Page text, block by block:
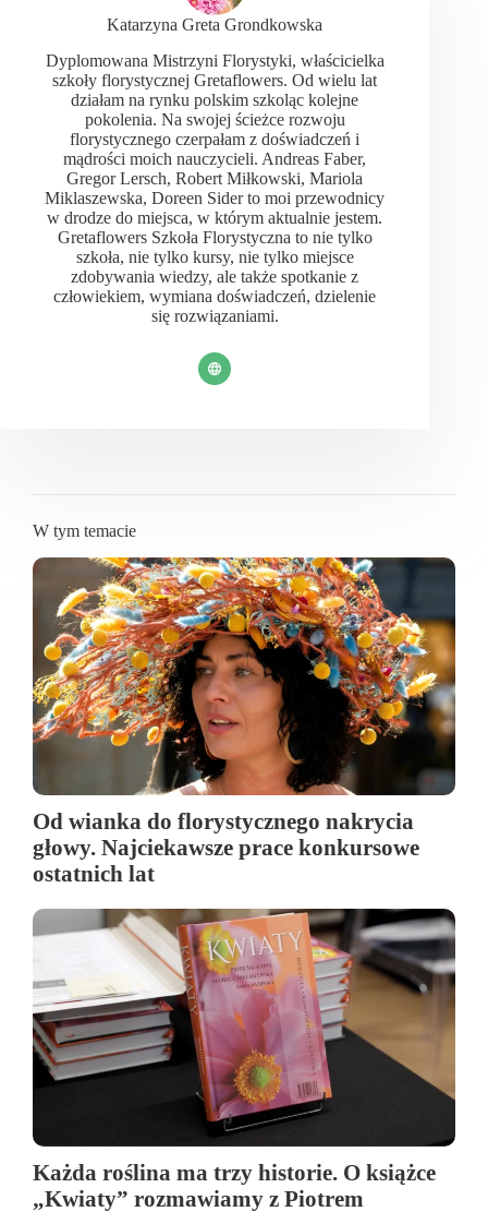
Katarzyna Greta Grondkowska
Dyplomowana Mistrzyni Florystyki, właścicielka
szkoły florystycznej Gretaflowers. Od wielu lat
działam na rynku polskim szkoląc kolejne
pokolenia. Na swojej ścieżce rozwoju
florystycznego czerpałam z doświadczeń i
mądrości moich nauczycieli. Andreas Faber,
Gregor Lersch, Robert Miłkowski, Mariola
Miklaszewska, Doreen Sider to moi przewodnicy
w drodze do miejsca, w którym aktualnie jestem.
Gretaflowers Szkoła Florystyczna to nie tylko
szkoła, nie tylko kursy, nie tylko miejsce
zdobywania wiedzy, ale także spotkanie z
człowiekiem, wymiana doświadczeń, dzielenie
się rozwiązaniami.
W tym temacie
Od wianka do florystycznego nakrycia
głowy. Najciekawsze prace konkursowe
ostatnich lat
Każda roślina ma trzy historie. O książce
„Kwiaty” rozmawiamy z Piotrem